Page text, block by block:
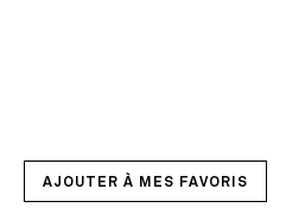
AJOUTER À MES FAVORIS